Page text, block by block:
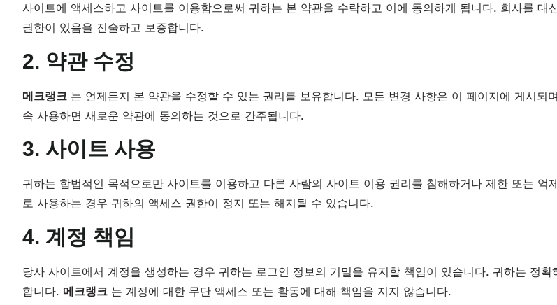
사이트에 액세스하고 사이트를 이용함으로써 귀하는 본 약관을 수락하고 이에 동의하게 됩니다. 회사를
권한이 있음을 진술하고 보증합니다.
2. 약관 수정
메크랭크 는 언제든지 본 약관을 수정할 수 있는 권리를 보유합니다. 모든 변경 사항은 이 페이지에 게시
속 사용하면 새로운 약관에 동의하는 것으로 간주됩니다.
3. 사이트 사용
귀하는 합법적인 목적으로만 사이트를 이용하고 다른 사람의 사이트 이용 권리를 침해하거나 제한 또는
로 사용하는 경우 귀하의 액세스 권한이 정지 또는 해지될 수 있습니다.
4. 계정 책임
당사 사이트에서 계정을 생성하는 경우 귀하는 로그인 정보의 기밀을 유지할 책임이 있습니다. 귀하는 정
합니다. 메크랭크 는 계정에 대한 무단 액세스 또는 활동에 대해 책임을 지지 않습니다.